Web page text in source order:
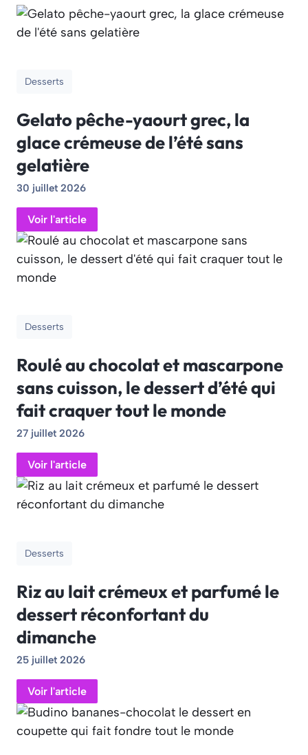
Desserts
Gelato pêche-yaourt grec, la
glace crémeuse de l’été sans
gelatière
30 juillet 2026
Voir l'article
Desserts
Roulé au chocolat et mascarpone
sans cuisson, le dessert d’été qui
fait craquer tout le monde
27 juillet 2026
Voir l'article
Desserts
Riz au lait crémeux et parfumé le
dessert réconfortant du
dimanche
25 juillet 2026
Voir l'article